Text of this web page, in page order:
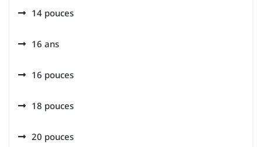
14 pouces
16 ans
16 pouces
18 pouces
20 pouces